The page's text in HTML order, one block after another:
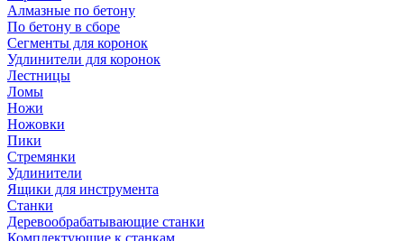
Алмазные по бетону
По бетону в сборе
Сегменты для коронок
Удлинители для коронок
Лестницы
Ломы
Ножи
Ножовки
Пики
Стремянки
Удлинители
Ящики для инструмента
Станки
Деревообрабатывающие станки
Комплектующие к станкам